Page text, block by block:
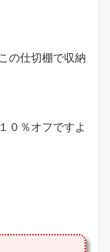
の仕切棚で収納
０％オフですよ